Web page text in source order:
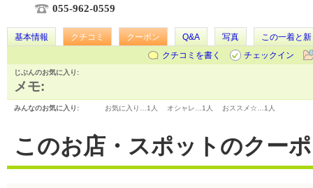
055-962-0559
基本情報 クチコミ クーポン Q&A 写真
この一着と
クチコミを書く
チェックイン
じぶんのお気に入り:
メモ:
みんなのお気に入り: お気に入り… 1人 オシャレ… 1人 おススメ☆… 1人
このお店・スポットのクー